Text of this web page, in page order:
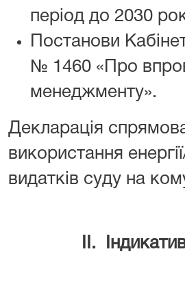
період до 2030
Постанови
№ 1460 «Про
менеджменту».
Декларація
використання
видатків суду на
ІІ.